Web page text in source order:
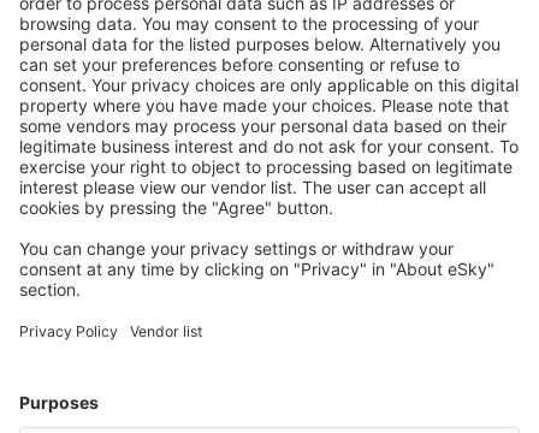
Prøv å søk etter andre kriterier
Copyright © eSkyTravel.no. Alle rettigheter forbeholdt.